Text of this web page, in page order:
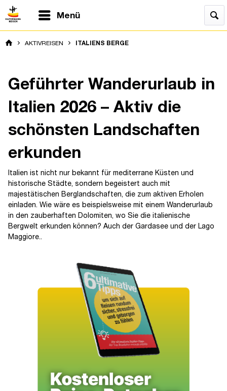
Menü
AKTIVREISEN ITALIENS BERGE
Geführter Wanderurlaub in
Italien 2026 – Aktiv die
schönsten Landschaften
erkunden
Italien ist nicht nur bekannt für mediterrane Küsten und
historische Städte, sondern begeistert auch mit
majestätischen Berglandschaften, die zum aktiven Erholen
einladen. Wie wäre es beispielsweise mit einem Wanderurlaub
in den zauberhaften Dolomiten, wo Sie die italienische
Bergwelt erkunden können? Auch der Gardasee und der Lago
Maggiore..